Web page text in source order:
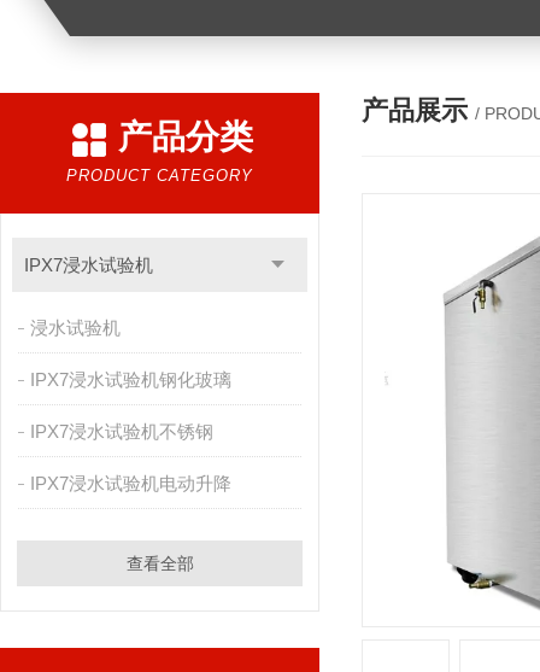
产品分类
PRODUCT CATEGORY
IPX7浸水试验机
浸水试验机
IPX7浸水试验机钢化玻璃
IPX7浸水试验机不锈钢
IPX7浸水试验机电动升降
查看全部
产品展示 /